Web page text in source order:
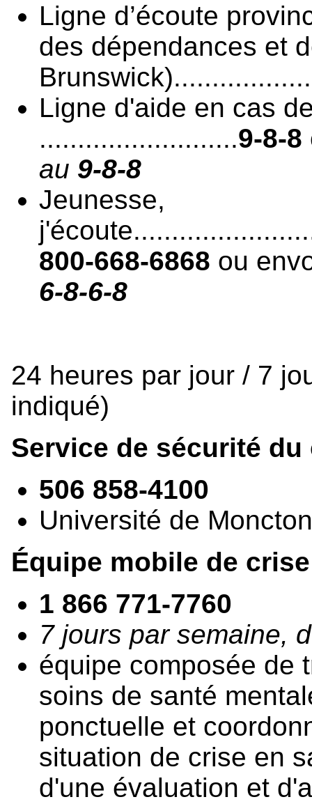
Ligne d’écoute
des dépendances et
Ligne d'aide en cas
..........................9-8-8
au 9-8-8
Jeunesse,
800-668-6868 ou
6-8-6-8
24 heures par jour / 7
indiqué)
Service de sécurité
506 858-4100
Université de Moncton
Équipe mobile de
1 866 771-7760
7 jours par semaine,
équipe composée de
soins de santé
ponctuelle et
situation de crise en
d'une évaluation et